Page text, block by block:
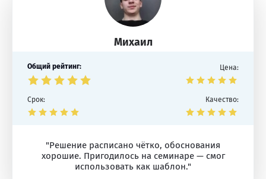
Михаил
Общий рейтинг: Цена:
Срок: Качество:
"Решение расписано чётко, обоснования
хорошие. Пригодилось на семинаре — смог
использовать как шаблон."